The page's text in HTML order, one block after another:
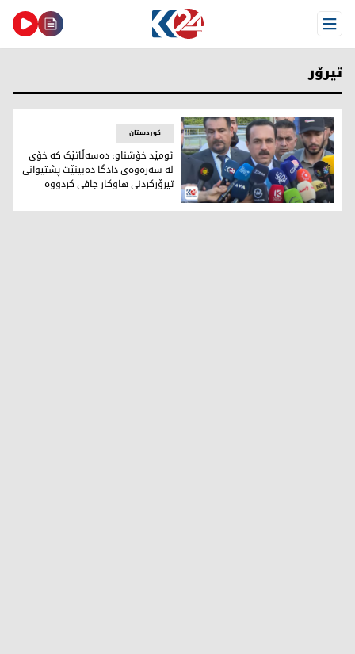
Open Menu
تیرۆر
ئومێد خۆشناو، پارێزگاری هەولێر
کوردستان
ئومێد خۆشناو: دەسەڵاتێک کە خۆی
لە سەرەوەی دادگا دەبینێت پشتیوانی
تیرۆرکردنی هاوکار جافی کردووە